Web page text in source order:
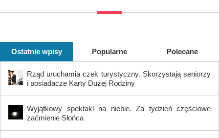
Ostatnie wpisy Popularne Polecane
Rząd uruchamia czek turystyczny. Skorzystają seniorzy
i posiadacze Karty Dużej Rodziny
Wyjątkowy spektakl na niebie. Za tydzień częściowe
zaćmienie Słońca